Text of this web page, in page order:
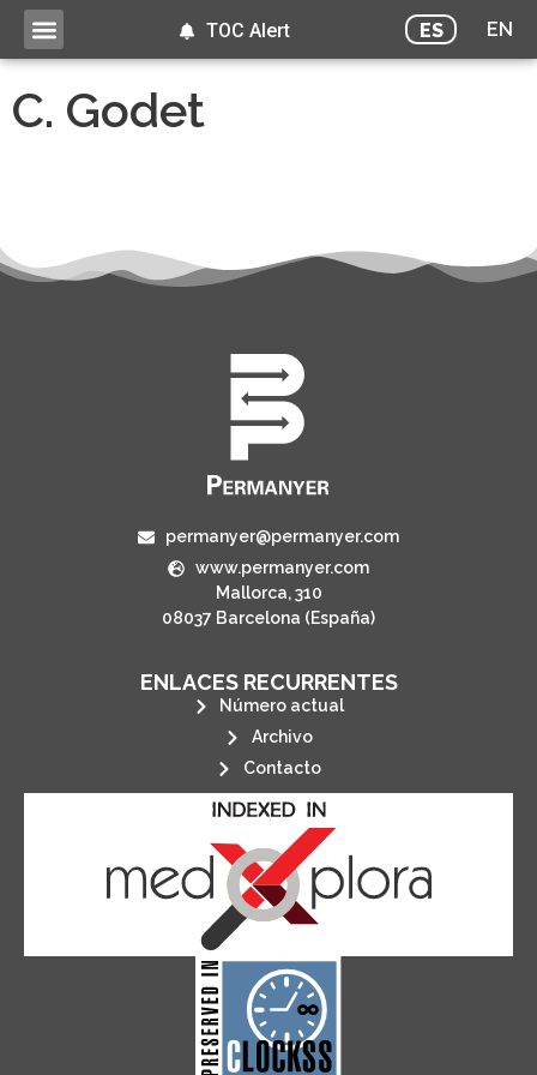
ES EN
TOC Alert
C. Godet
permanyer@permanyer.com
www.permanyer.com
Mallorca, 310
08037 Barcelona (España)
ENLACES RECURRENTES
Número actual
Archivo
Contacto
CLOCKSS is a dak archive that
ensures the long-term survival
of web-based scholary
publications, governed by and for
its stakeholders.